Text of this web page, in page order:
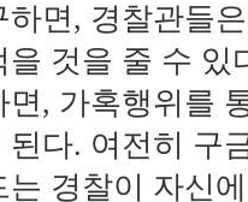
하면, 경찰관들
을 것을 줄 수 있
면, 가혹행위를
된다. 여전히 구
는 경찰이 자신